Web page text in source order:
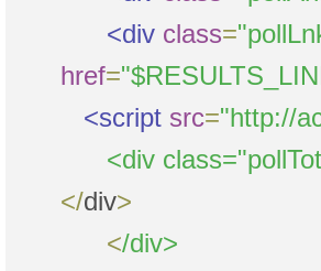
<div class=
href=
<script src="http://
<div class="pollTot"
</div>
</div>